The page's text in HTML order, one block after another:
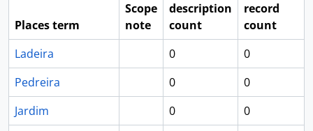
Places term
Scope
note
description
count
record
count
Ladeira
0
0
Pedreira
0
0
Jardim
0
0